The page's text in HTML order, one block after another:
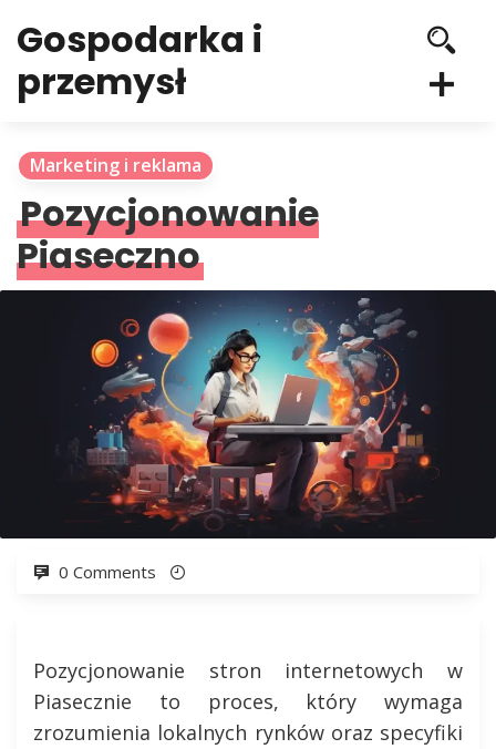
Gospodarka i
przemysł
Marketing i reklama
Pozycjonowanie
Piaseczno
0 Comments
Pozycjonowanie stron internetowych w
Piasecznie to proces, który wymaga
zrozumienia lokalnych rynków oraz specyfiki